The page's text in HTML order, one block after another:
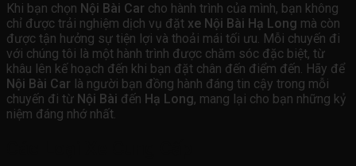
Khi bạn chọn Nội Bài Car cho hành trình của mình, bạn không
chỉ được trải nghiệm dịch vụ đặt xe Nội Bài Hạ Long mà còn
được tận hưởng sự tiện lợi và thoải mái tối ưu. Mỗi chuyến đi
với chúng tôi là một hành trình được chăm sóc đặc biệt, từ
khâu lên kế hoạch đến khi bạn đặt chân đến điểm đến. Hãy để
Nội Bài Car là người bạn đồng hành đáng tin cậy trong mỗi
chuyến đi từ Nội Bài đến Hạ Long, mang lại cho bạn những kỷ
niệm đáng nhớ nhất.